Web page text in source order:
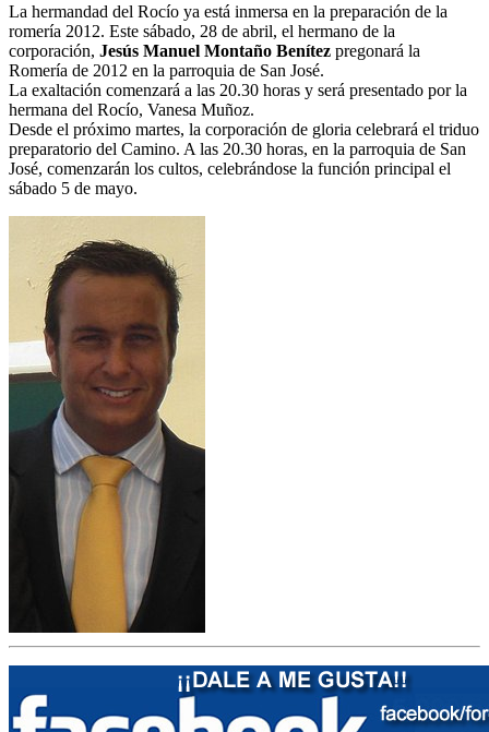
La hermandad del Rocío ya está inmersa en la preparación de la
romería 2012. Este sábado, 28 de abril, el hermano de la
corporación, Jesús Manuel Montaño Benítez pregonará la
Romería de 2012 en la parroquia de San José.
La exaltación comenzará a las 20.30 horas y será presentado por la
hermana del Rocío, Vanesa Muñoz.
Desde el próximo martes, la corporación de gloria celebrará el triduo
preparatorio del Camino. A las 20.30 horas, en la parroquia de San
José, comenzarán los cultos, celebrándose la función principal el
sábado 5 de mayo.